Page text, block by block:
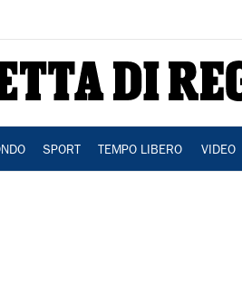
SPORT TEMPO LIBERO VIDEO